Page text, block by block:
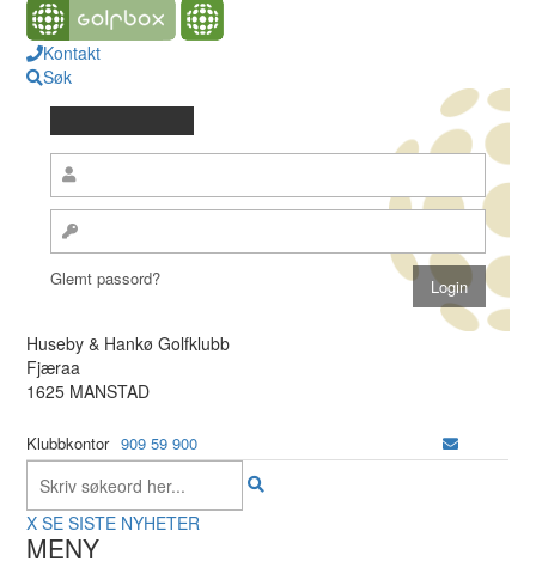
Kontakt
Søk
Glemt passord?
Huseby & Hankø Golfklubb
Fjæraa
1625 MANSTAD
Klubbkontor 909 59 900
X SE SISTE NYHETER
MENY